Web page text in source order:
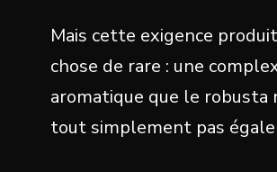
Mais cette exigence
chose de rare : une
aromatique que le robusta
tout simplement pas